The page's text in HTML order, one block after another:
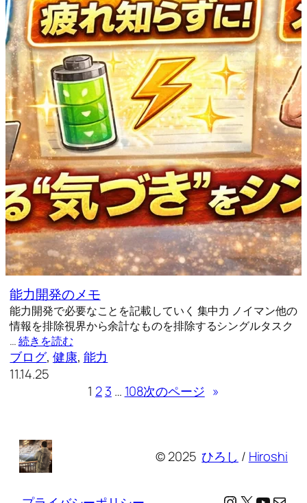
能力開発のメモ
能力開発で必要なことを記載していく 集中力 ノイマン他の
情報を排除視界から余計なものを排除するシングルタスク
…続きを読む
ブログ, 健康, 能力
11.14.25
1 23 … 108次のページ »
© 2025ひろし / Hiroshi